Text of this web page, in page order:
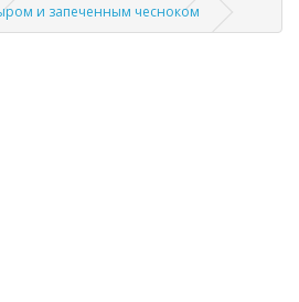
и запеченным чесноком